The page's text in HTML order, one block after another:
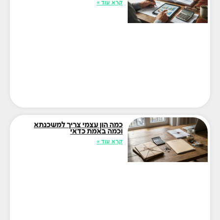
קרא עוד »
כמה הון עצמי צריך למשכנתא
וכמה באמת כדאי
קרא עוד »